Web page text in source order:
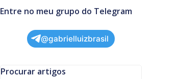
Entre no meu grupo do Telegram
@gabrielluizbrasil
Procurar artigos